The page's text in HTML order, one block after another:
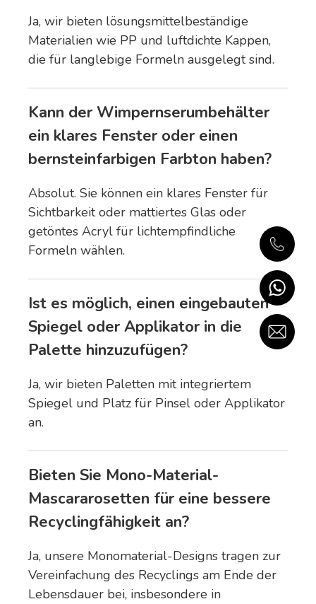
Ja, wir bieten lösungsmittelbeständige
Materialien wie PP und luftdichte Kappen,
die für langlebige Formeln ausgelegt sind.
Kann der Wimpernserumbehälter
ein klares Fenster oder einen
bernsteinfarbigen Farbton haben?
Absolut. Sie können ein klares Fenster für
Sichtbarkeit oder mattiertes Glas oder
getöntes Acryl für lichtempfindliche
Formeln wählen.
Ist es möglich, einen eingebauten
Spiegel oder Applikator in die
Palette hinzuzufügen?
Ja, wir bieten Paletten mit integriertem
Spiegel und Platz für Pinsel oder Applikator
an.
Bieten Sie Mono-Material-
Mascararosetten für eine bessere
Recyclingfähigkeit an?
Ja, unsere Monomaterial-Designs tragen zur
Vereinfachung des Recyclings am Ende der
Lebensdauer bei, insbesondere in